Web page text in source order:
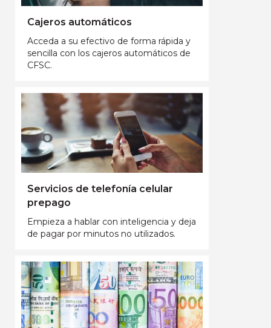
Cajeros automáticos
Acceda a su efectivo de forma rápida y
sencilla con los cajeros automáticos de
CFSC.
Servicios de telefonía celular
prepago
Empieza a hablar con inteligencia y deja
de pagar por minutos no utilizados.